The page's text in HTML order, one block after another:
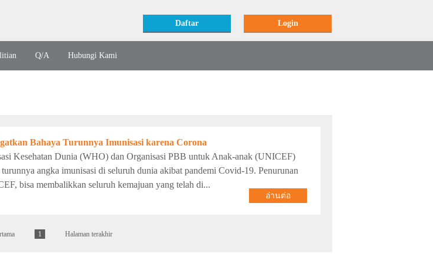
Daftar Login
Q/A Hubungi Kami
Bahaya Turunnya Imunisasi karena Corona
Kesehatan Dunia (WHO) dan Organisasi PBB untuk Anak-anak (UNICEF)
angka imunisasi di seluruh dunia akibat pandemi Covid-19. Penurunan
bisa membalikkan seluruh kemajuan yang telah di...
อ่านต่อ
1 Halaman terakhir